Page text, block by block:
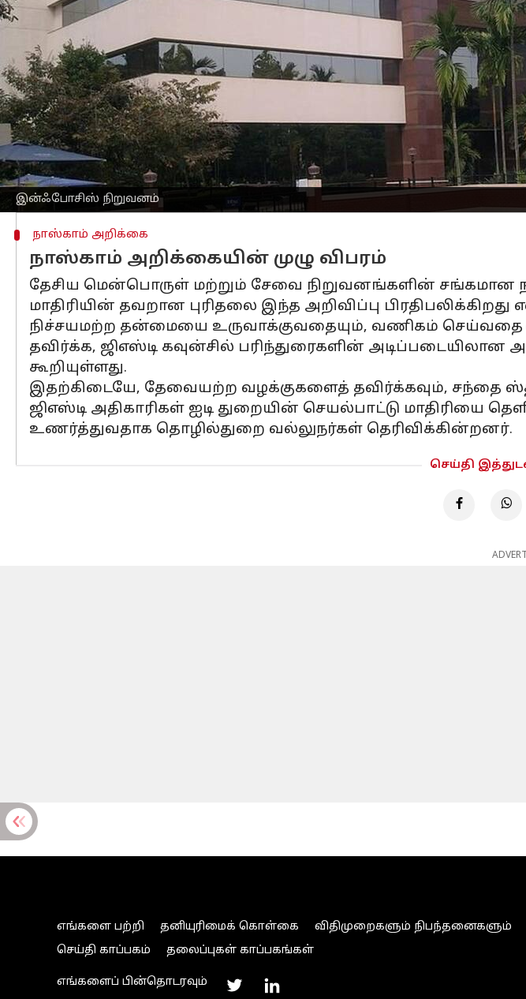
இன்ஃபோசிஸ் நிறுவனம்
செய்தி முன்னோட்டம்
ஐடி நிறுவனமானஇன்ஃபோசிஸ் லிமிடெட் நிறுவனம் வரி
நோட்டீஸ் அனுப்பப்பட்டது ஐடி நிறுவனங்களிடையே
இன்ஃபோசிஸ் நிறுவனம் தனது வெளிநாட்டு கிளைகளில்
மெக்கானிசத்தின் கீழ் சேவைகளை இறக்குமதி செய்ததற்கும்
இன்ஃபோசிஸுக்கு அனுப்பப்பட்ட நோட்டீஸில்
இந்த வரி ஜூலை 2017 முதல் மார்ச் 2022 வரையிலான
ஏற்படுத்திய நிலையில், உடனடியாக அந்த நோட்டீஸ் திரும்ப
நாஸ்காம் அறிக்கை
நாஸ்காம் அறிக்கையின் முழு விபரம்
தேசிய மென்பொருள் மற்றும் சேவை நிறுவனங்களின் சங்கமான
மாதிரியின் தவறான புரிதலை இந்த அறிவிப்பு பிரதிபலிக்கிறது
நிச்சயமற்ற தன்மையை உருவாக்குவதையும், வணிகம் செய்வதை
தவிர்க்க, ஜிஎஸ்டி கவுன்சில் பரிந்துரைகளின்
கூறியுள்ளது.
இதற்கிடையே, தேவையற்ற வழக்குகளைத் தவிர்க்கவும், சந்தை
ஜிஎஸ்டி அதிகாரிகள் ஐடி துறையின் செயல்பாட்டு
உணர்த்துவதாக தொழில்துறை வல்லுநர்கள் தெரிவிக்கின்றனர்.
செய்தி
எங்களை பற்றி தனியுரிமைக் கொள்கை விதிமுறைகளும் நிபந்தனைகளும்
செய்தி காப்பகம்
தலைப்புகள் காப்பகங்கள்
எங்களைப் பின்தொடரவும்